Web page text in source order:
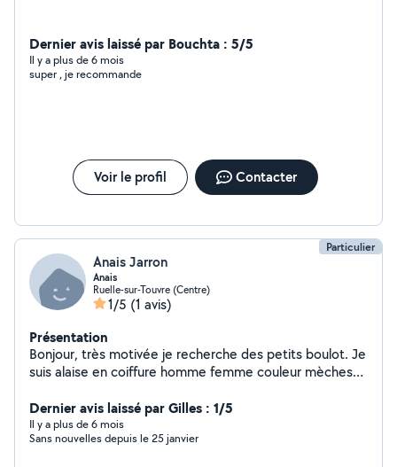
Dernier avis laissé par Bouchta : 5/5
Il y a plus de 6 mois
super , je recommande
Voir le profil Contacter
Particulier
Anais Jarron
Anais
Ruelle-sur-Touvre (Centre)
1/5 (1 avis)
Présentation
Bonjour, très motivée je recherche des petits boulot. Je
suis alaise en coiffure homme femme couleur mèches
en cuisine je fais plein de plats et également des gros
plats style bourguignon couscous etc.. Alaise aussi en
ménage repasse.. J'adore les animaux
Dernier avis laissé par Gilles : 1/5
Il y a plus de 6 mois
Sans nouvelles depuis le 25 janvier